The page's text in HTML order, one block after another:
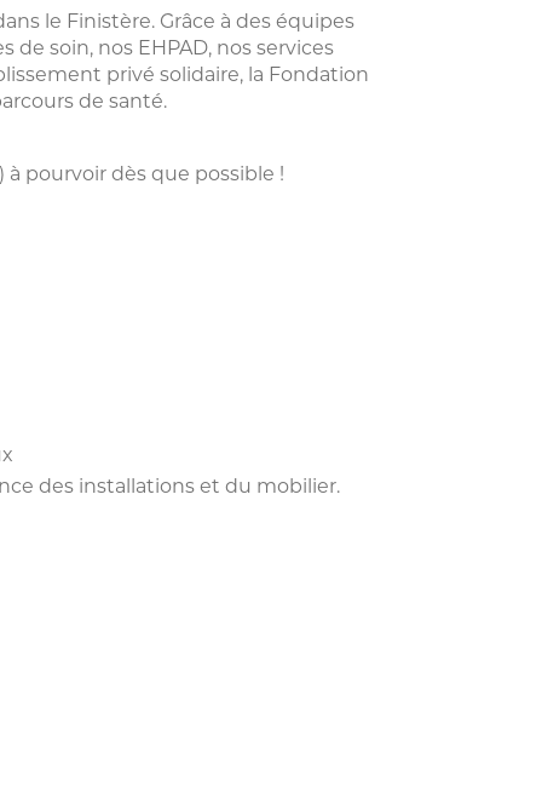
le Finistère. Grâce à des équipes
soin, nos EHPAD, nos services
privé solidaire, la Fondation
de santé.
pourvoir dès que possible !
des installations et du mobilier.